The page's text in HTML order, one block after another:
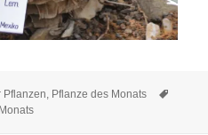
Pflanzen Pflanze des Monats